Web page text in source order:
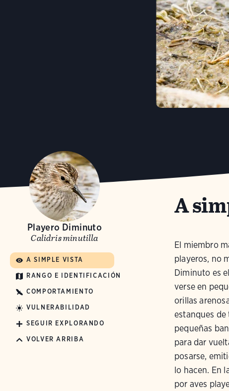
Playero Diminuto
Calidris minutilla
A SIMPLE VISTA
RANGO E IDENTIFICACIÓN
COMPORTAMIENTO
VULNERABILIDAD
SEGUIR EXPLORANDO
VOLVER ARRIBA
A
El miembro
playeros, no
Diminuto es
verse en
orillas
estanques
pequeñas
para dar
posarse,
lo hacen. En
por aves